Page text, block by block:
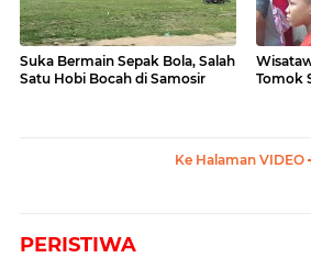
Suka Bermain Sepak Bola, Salah
Satu Hobi Bocah di Samosir
Tomok
Ke Halaman VIDEO
PERISTIWA